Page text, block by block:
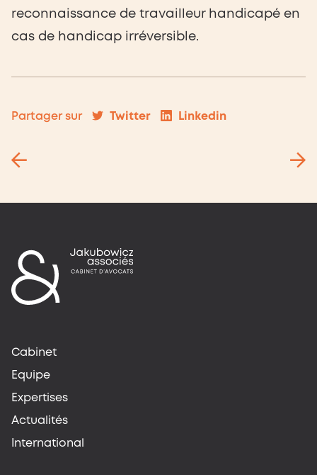
reconnaissance de travailleur handicapé en
cas de handicap irréversible.
Partager sur Twitter Linkedin
Cabinet
Equipe
Expertises
Actualités
International